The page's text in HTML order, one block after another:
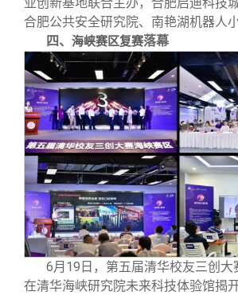
合肥公共安全研究院、南艳湖机器人小
四、 海峡赛区复赛落幕
6月19日，第五届清华校友三创大
在清华海峡研究院未来科技体验馆揭